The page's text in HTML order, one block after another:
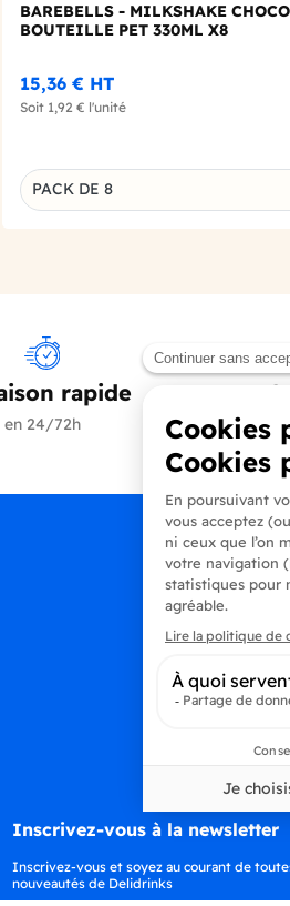
panier
BAREBELLS - MILKSHAKE
BOUTEILLE PET 330ML X8
15,36 € HT
Soit 1,92 € l'unité
Déclinaison du produit
PACK DE 8
rapide
en 24/72h
Inscrivez-vous à la newsletter
Inscrivez-vous et soyez au courant de
nouveautés de Delidrinks